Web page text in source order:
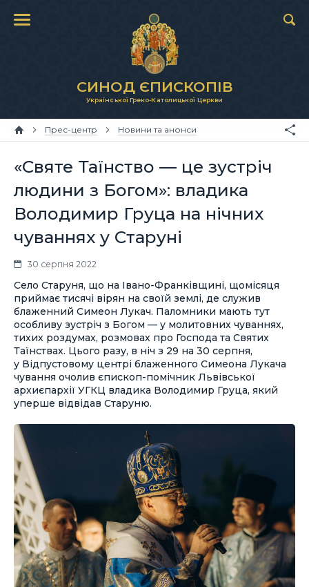
СИНОД ЄПИСКОПІВ
Української Греко-Католицької Церкви
Прес-центр Новини та анонси
«Святе Таїнство — це зустріч
людини з Богом»: владика
Володимир Груца на нічних
чуваннях у Старуні
30 серпня 2022
Село Старуня, що на Івано-Франківщині, щомісяця
приймає тисячі вірян на своїй землі, де служив
блаженний Симеон Лукач. Паломники мають тут
особливу зустріч з Богом — у молитовних чуваннях,
тихих роздумах, розмовах про Господа та Святих
Таїнствах. Цього разу, в ніч з 29 на 30 серпня,
у Відпустовому центрі блаженного Симеона Лукача
чування очолив єпископ-помічник Львівської
архиєпархії УГКЦ владика Володимир Груца, який
уперше відвідав Старуню.